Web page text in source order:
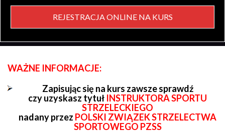
REJESTRACJA ONLINE NA KURS
WAŻNE INFORMACJE:
Zapisując się na kurs zawsze sprawdź
czy uzyskasz tytuł INSTRUKTORA SPORTU
STRZELECKIEGO
nadany przez POLSKI ZWIĄZEK STRZELECTWA
SPORTOWEGO PZSS